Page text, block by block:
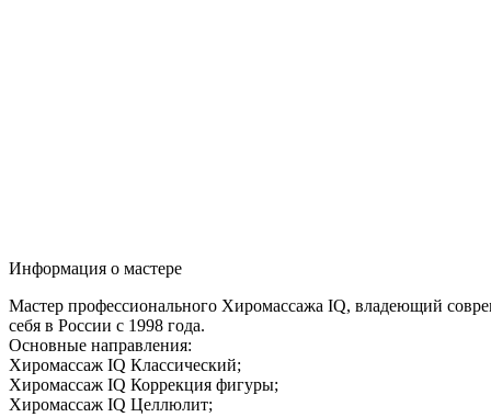
Информация о мастере
Мастер профессионального Хиромассажа IQ, владеющий
себя в России с 1998 года.
Основные направления:
Хиромассаж IQ Классический;
Хиромассаж IQ Коррекция фигуры;
Хиромассаж IQ Целлюлит;